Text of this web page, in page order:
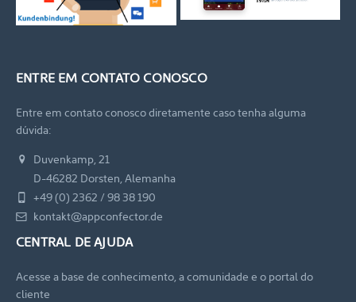
ENTRE EM CONTATO CONOSCO
Entre em contato conosco diretamente caso tenha alguma
dúvida:
Duvenkamp, 21
D-46282 Dorsten, Alemanha
+49 (0) 2362 / 98 38 190
kontakt@appconfector.de
CENTRAL DE AJUDA
Acesse a base de conhecimento, a comunidade e o portal do
cliente